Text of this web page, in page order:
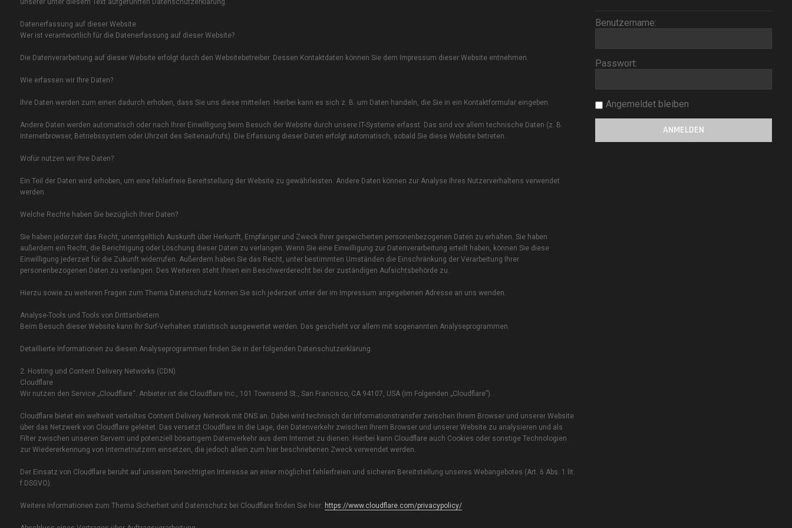
unserer unter diesem Text aufgeführten Datenschutzerklärung.
Datenerfassung auf dieser Website
Wer ist verantwortlich für die Datenerfassung auf dieser Website?
Die Datenverarbeitung auf dieser Website erfolgt durch den Websitebetreiber. Dessen Kontaktdaten können Sie dem Impressum dieser Website entnehmen.
Wie erfassen wir Ihre Daten?
Ihre Daten werden zum einen dadurch erhoben, dass Sie uns diese mitteilen. Hierbei kann es sich z. B. um Daten handeln, die Sie in ein Kontaktformular eingeben.
Andere Daten werden automatisch oder nach Ihrer Einwilligung beim Besuch der Website durch unsere IT-Systeme erfasst. Das sind vor allem technische Daten (z. B.
Internetbrowser, Betriebssystem oder Uhrzeit des Seitenaufrufs). Die Erfassung dieser Daten erfolgt automatisch, sobald Sie diese Website betreten.
Wofür nutzen wir Ihre Daten?
Ein Teil der Daten wird erhoben, um eine fehlerfreie Bereitstellung der Website zu gewährleisten. Andere Daten können zur Analyse Ihres Nutzerverhaltens verwendet
werden.
Welche Rechte haben Sie bezüglich Ihrer Daten?
Sie haben jederzeit das Recht, unentgeltlich Auskunft über Herkunft, Empfänger und Zweck Ihrer gespeicherten personenbezogenen Daten zu erhalten. Sie haben
außerdem ein Recht, die Berichtigung oder Löschung dieser Daten zu verlangen. Wenn Sie eine Einwilligung zur Datenverarbeitung erteilt haben, können Sie diese
Einwilligung jederzeit für die Zukunft widerrufen. Außerdem haben Sie das Recht, unter bestimmten Umständen die Einschränkung der Verarbeitung Ihrer
personenbezogenen Daten zu verlangen. Des Weiteren steht Ihnen ein Beschwerderecht bei der zuständigen Aufsichtsbehörde zu.
Hierzu sowie zu weiteren Fragen zum Thema Datenschutz können Sie sich jederzeit unter der im Impressum angegebenen Adresse an uns wenden.
Analyse-Tools und Tools von Dritt­anbietern
Beim Besuch dieser Website kann Ihr Surf-Verhalten statistisch ausgewertet werden. Das geschieht vor allem mit sogenannten Analyseprogrammen.
Detaillierte Informationen zu diesen Analyseprogrammen finden Sie in der folgenden Datenschutzerklärung.
2. Hosting und Content Delivery Networks (CDN)
Cloudflare
Wir nutzen den Service „Cloudflare“. Anbieter ist die Cloudflare Inc., 101 Townsend St., San Francisco, CA 94107, USA (im Folgenden „Cloudflare”).
Cloudflare bietet ein weltweit verteiltes Content Delivery Network mit DNS an. Dabei wird technisch der Informationstransfer zwischen Ihrem Browser und unserer Website
über das Netzwerk von Cloudflare geleitet. Das versetzt Cloudflare in die Lage, den Datenverkehr zwischen Ihrem Browser und unserer Website zu analysieren und als
Filter zwischen unseren Servern und potenziell bösartigem Datenverkehr aus dem Internet zu dienen. Hierbei kann Cloudflare auch Cookies oder sonstige Technologien
zur Wiedererkennung von Internetnutzern einsetzen, die jedoch allein zum hier beschriebenen Zweck verwendet werden.
Der Einsatz von Cloudflare beruht auf unserem berechtigten Interesse an einer möglichst fehlerfreien und sicheren Bereitstellung unseres Webangebotes (Art. 6 Abs. 1 lit.
f DSGVO).
Weitere Informationen zum Thema Sicherheit und Datenschutz bei Cloudflare finden Sie hier: https://www.cloudflare.com/privacypolicy/.
Benutzername:
Passwort:
Angemeldet bleiben